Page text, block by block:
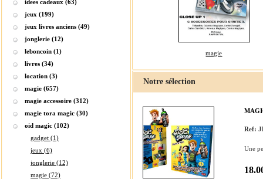
idees cadeaux (63)
jeux (199)
jeux livres anciens (49)
jonglerie (12)
leboncoin (1)
livres (34)
location (3)
magie (657)
magie accessoire (312)
magie tora magic (30)
oid magic (102)
gadget (1)
jeux (6)
jonglerie (12)
magie (72)
magie
Notre sélection
Ref:
Une